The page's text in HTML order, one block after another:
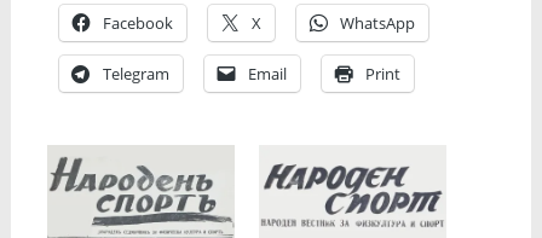
Facebook X WhatsApp
Telegram Email Print